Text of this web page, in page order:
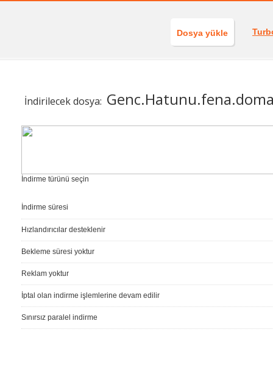
Dosya yükle
İndirilecek dosya:
İndirme türünü seçin
İndirme süresi
Hızlandırıcılar desteklenir
Bekleme süresi yoktur
Reklam yoktur
İptal olan indirme işlemlerine devam edilir
Sınırsız paralel indirme